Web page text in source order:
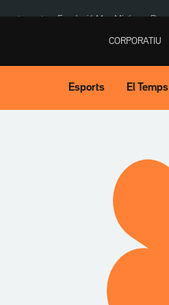
agost Fundació Mas Miró eBay
CORPORATIU
Esports El Temps